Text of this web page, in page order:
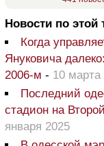
Новости по этой
Когда
Януковича
2006-м - 10 марта
Последний
стадион на
января 2025